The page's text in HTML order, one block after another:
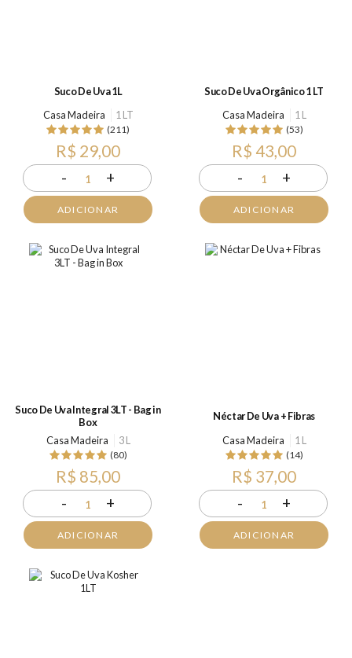
Suco De Uva 1L
Casa Madeira
1 LT
(211)
R$ 29,00
- 1 +
ADICIONAR
Suco De Uva Orgânico 1 LT
Casa Madeira
1 L
(53)
R$ 43,00
- 1 +
ADICIONAR
Suco De Uva Integral 3LT - Bag in
Box
Casa Madeira
3 L
(80)
R$ 85,00
- 1 +
ADICIONAR
Néctar De Uva + Fibras
Casa Madeira
1 L
(14)
R$ 37,00
- 1 +
ADICIONAR